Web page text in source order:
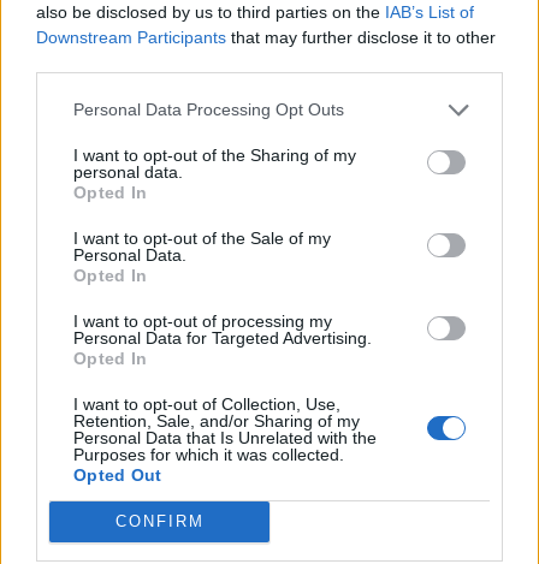
also be disclosed by us to third parties on the IAB’s List of
Downstream Participants that may further disclose it to other
Personal Data Processing Opt Outs
I want to opt-out of the Sharing of my
personal data.
Opted In
I want to opt-out of the Sale of my
Personal Data.
Opted In
I want to opt-out of processing my
Personal Data for Targeted Advertising.
Opted In
I want to opt-out of Collection, Use,
Retention, Sale, and/or Sharing of my
Personal Data that Is Unrelated with the
Purposes for which it was collected.
Opted Out
CONFIRM
Podsumowanie
Utwór „Zielono mam w głowie”, to jeden z
najpopularniejszych utworów Kazimierza